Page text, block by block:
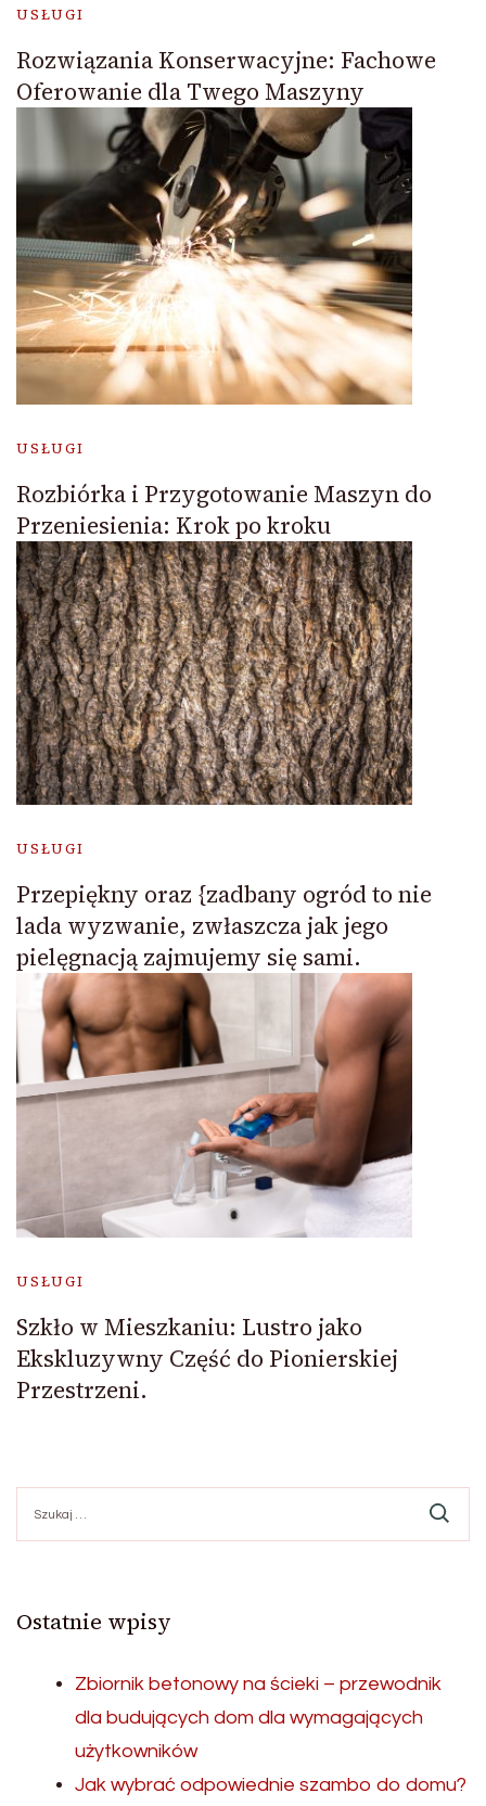
USŁUGI
Rozwiązania Konserwacyjne: Fachowe
Oferowanie dla Twego Maszyny
USŁUGI
Rozbiórka i Przygotowanie Maszyn do
Przeniesienia: Krok po kroku
USŁUGI
Przepiękny oraz {zadbany ogród to nie
lada wyzwanie, zwłaszcza jak jego
pielęgnacją zajmujemy się sami.
USŁUGI
Szkło w Mieszkaniu: Lustro jako
Ekskluzywny Część do Pionierskiej
Przestrzeni.
Ostatnie wpisy
Zbiornik betonowy na ścieki – przewodnik
dla budujących dom dla wymagających
użytkowników
Jak wybrać odpowiednie szambo do domu?